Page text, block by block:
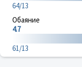
64/13
Обаяние
4.7
61/13